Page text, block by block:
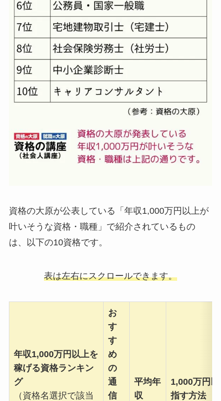
資格の大原が公表している「年収1,000万円以上が
叶いそうな資格・職種」で紹介されているもの
は、以下の10資格です。
表は左右にスクロールできます。
年収1,000万円以上を
稼げる資格ランキン
グ
（資格名選択で該当
お
す
す
め
の
通
信
平均年
収
1,000万円
指す方法